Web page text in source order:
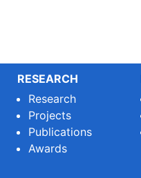
RESEARCH
Research
Projects
Publications
Awards